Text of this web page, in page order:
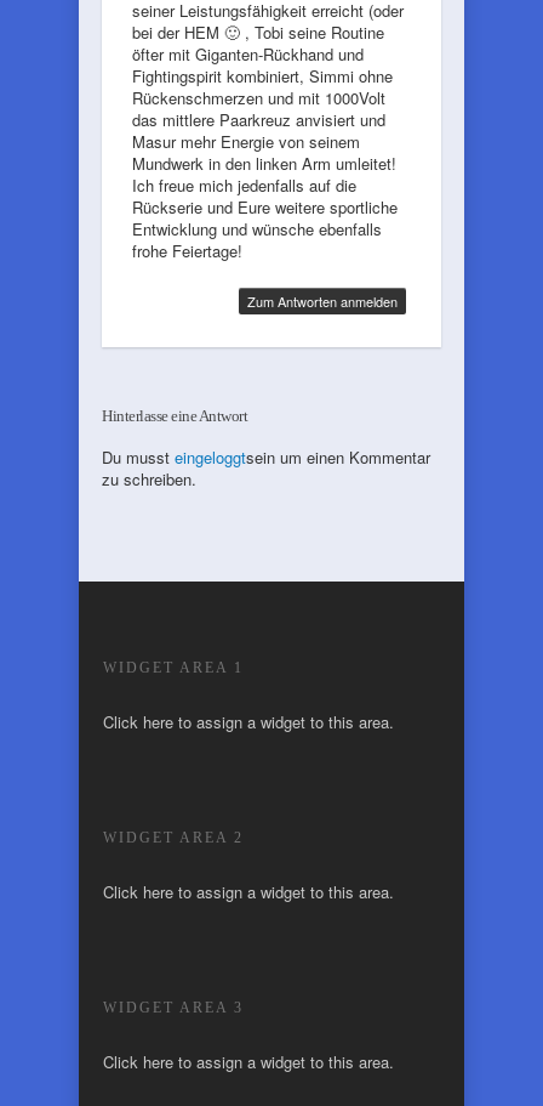
seiner Leistungsfähigkeit erreicht (oder
bei der HEM 🙂 , Tobi seine Routine
öfter mit Giganten-Rückhand und
Fightingspirit kombiniert, Simmi ohne
Rückenschmerzen und mit 1000Volt
das mittlere Paarkreuz anvisiert und
Masur mehr Energie von seinem
Mundwerk in den linken Arm umleitet!
Ich freue mich jedenfalls auf die
Rückserie und Eure weitere sportliche
Entwicklung und wünsche ebenfalls
frohe Feiertage!
Zum Antworten anmelden
Hinterlasse eine Antwort
Du musst eingeloggtsein um einen Kommentar
zu schreiben.
WIDGET AREA 1
Click here to assign a widget to this area.
WIDGET AREA 2
Click here to assign a widget to this area.
WIDGET AREA 3
Click here to assign a widget to this area.